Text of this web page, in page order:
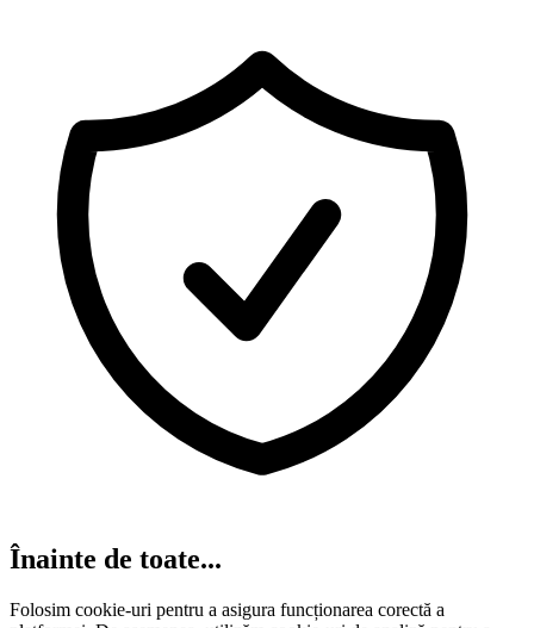
Înainte de toate...
Folosim cookie-uri pentru a asigura funcționarea corectă a